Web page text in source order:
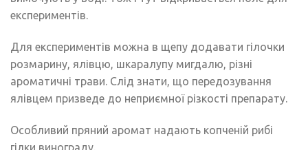
експериментів.
Для експериментів можна в щепу додавати гілочки
розмарину, ялівцю, шкаралупу мигдалю, різні
ароматичні трави. Слід знати, що передозування
ялівцем призведе до неприємної різкості препарату.
Особливий пряний аромат надають копченій рибі
гілки винограду.